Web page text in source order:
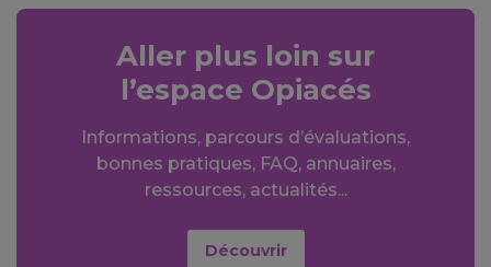
Aller plus loin sur
l’espace Opiacés
Informations, parcours d’évaluations,
bonnes pratiques, FAQ, annuaires,
ressources, actualités...
Découvrir